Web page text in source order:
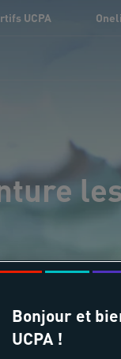
UCPA
Bonjour et
UCPA !